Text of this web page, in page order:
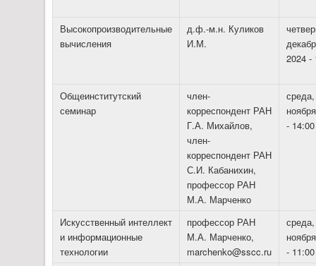
Высокопроизводительные
вычисления
д.ф.-м.н. Куликов
И.М.
2024 -
Общеинститутский
семинар
член-
корреспондент РАН
Г.А. Михайлов,
член-
корреспондент РАН
С.И. Кабанихин,
профессор РАН
М.А. Марченко
- 14:00
Искусственный интеллект
и информационные
технологии
профессор РАН
М.А. Марченко,
marchenko@sscc.ru
- 11:00